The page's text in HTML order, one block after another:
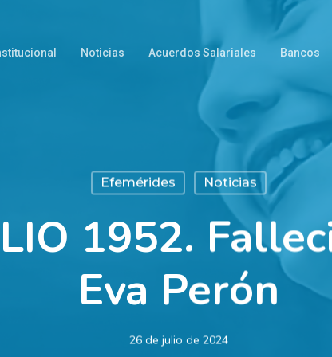
Noticias Acuerdos Salariales Bancos
Efemérides Noticias
1952.
Eva Perón
26 de julio de 2024